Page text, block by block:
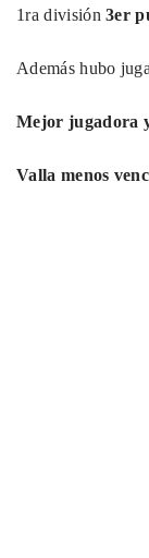
1ra división3er
Además hubo
Mejor jugadora
Valla menos